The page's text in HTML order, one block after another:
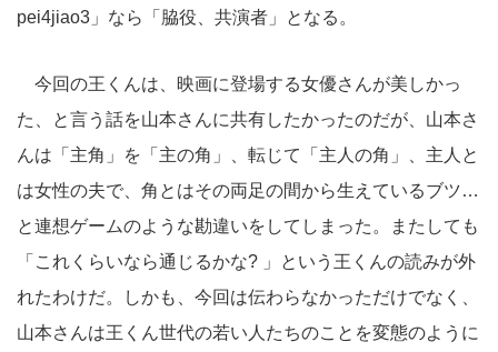
pei4jiao3」なら「脇役、共演者」となる。
今回の王くんは、映画に登場する女優さんが美しかっ
た、と言う話を山本さんに共有したかったのだが、山本さ
んは「主角」を「主の角」、転じて「主人の角」、主人と
は女性の夫で、角とはその両足の間から生えているブツ…
と連想ゲームのような勘違いをしてしまった。またしても
「これくらいなら通じるかな? 」という王くんの読みが外
れたわけだ。しかも、今回は伝わらなかっただけでなく、
山本さんは王くん世代の若い人たちのことを変態のように